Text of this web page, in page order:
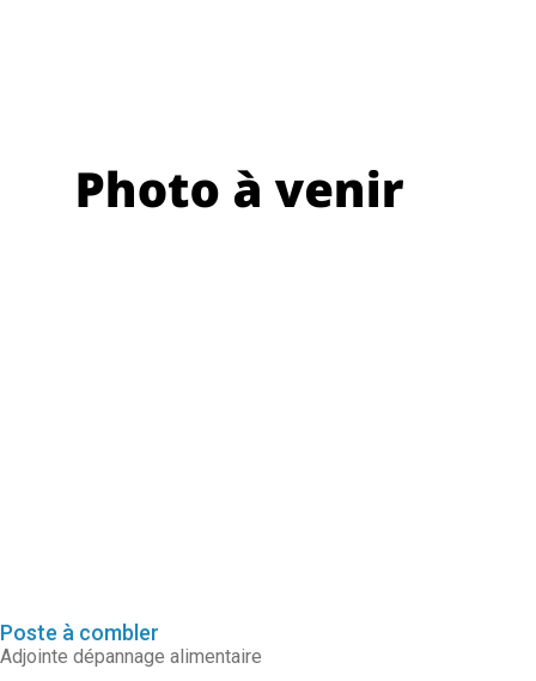
Poste à combler
Adjointe dépannage alimentaire